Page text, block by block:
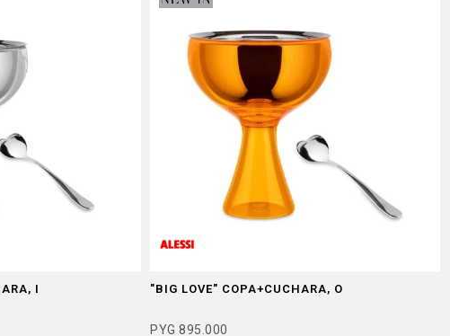
I "BIG LOVE" COPA+CUCHARA, O
PYG 895.000